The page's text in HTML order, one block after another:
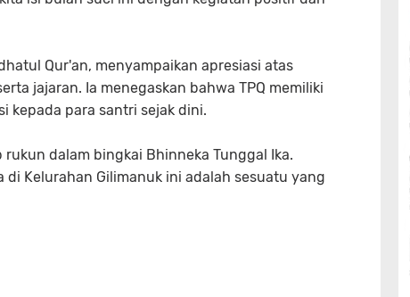
Qur'an, menyampaikan apresiasi atas
jajaran. Ia menegaskan bahwa TPQ memiliki
kepada para santri sejak dini.
dalam bingkai Bhinneka Tunggal Ika.
Kelurahan Gilimanuk ini adalah sesuatu yang